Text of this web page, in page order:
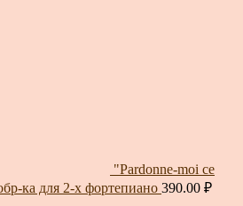
"Pardonne-moi ce
ка для 2-х фортепиано 390.00 ₽